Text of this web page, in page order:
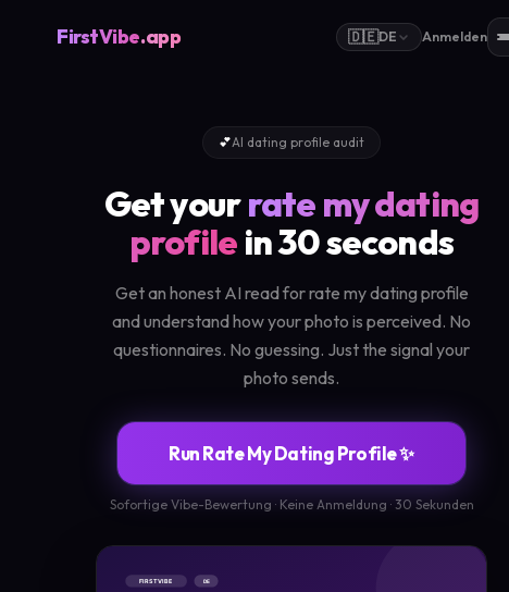
FirstVibe.app 🇩🇪DE Anmelden
💕AI dating profile audit
Get yourrate my dating
profile in 30 seconds
Get an honest AI read for rate my dating profile
and understand how your photo is perceived. No
questionnaires. No guessing. Just the signal your
photo sends.
Run Rate My Dating Profile ✨
Sofortige Vibe-Bewertung · Keine Anmeldung · 30 Sekunden